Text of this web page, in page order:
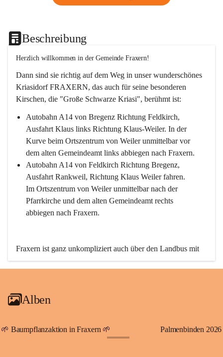
Beschreibung
Herzlich willkommen in der Gemeinde Fraxern!
Dann sind sie richtig auf dem Weg in unser wunderschönes
Kriasidorf FRAXERN, das auch für seine besonderen
Kirschen, die "Große Schwarze Kriasi", berühmt ist:
Autobahn A14 von Bregenz Richtung Feldkirch,
Ausfahrt Klaus links Richtung Klaus-Weiler. In der
Kurve beim Ortszentrum von Weiler unmittelbar vor
dem alten Gemeindeamt links abbiegen nach Fraxern.
Autobahn A14 von Feldkirch Richtung Bregenz,
Ausfahrt Rankweil, Richtung Klaus Weiler fahren.
Im Ortszentrum von Weiler unmittelbar nach der
Pfarrkirche und dem alten Gemeindeamt rechts
abbiegen nach Fraxern.
Fraxern ist ganz unkompliziert auch über den Landbus mit
den öffentlichen Verkehrsmitteln zu erreichen. Die Linie
An Samstagen, Sonn- und Feiertagen können Sie bequem
persönlichen Linienbus zur gewünschten Zeit zu Ihrer
Haltestelle bestellen. Sowohl von Weiler kommend nach
Alben
🌱 Baumpflanzaktion in Fraxern 🌱 Palmenbinden 2026